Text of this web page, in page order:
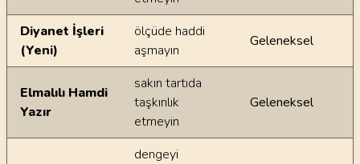
Diyanet İşleri
(Yeni)
ölçüde haddi
aşmayın
Geleneksel
Elmalılı Hamdi
Yazır
sakın tartıda
taşkınlık
etmeyin
Geleneksel
dengeyi